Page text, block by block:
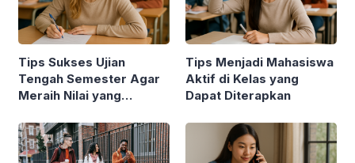
Tips Sukses Ujian
Tengah Semester Agar
Meraih Nilai yang
Tips Menjadi Mahasiswa
Aktif di Kelas yang
Dapat Diterapkan